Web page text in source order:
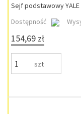
Sejf podstawowy YALE
Dostępność
154,69 zł
szt